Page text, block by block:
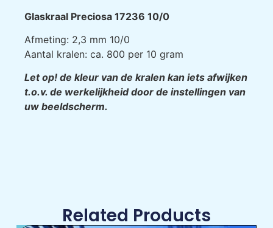
Glaskraal Preciosa 17236 10/0
Afmeting: 2,3 mm 10/0
Aantal kralen: ca. 800 per 10 gram
Let op! de kleur van de kralen kan iets afwijken
t.o.v. de werkelijkheid door de instellingen van
uw beeldscherm.
Related Products